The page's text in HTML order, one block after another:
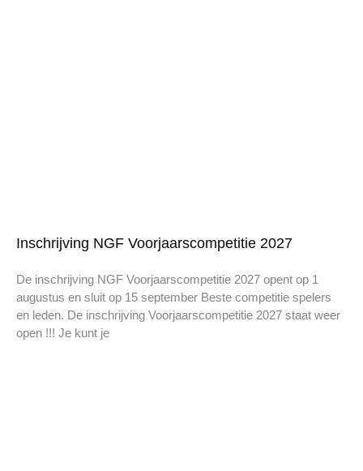
Inschrijving NGF Voorjaarscompetitie 2027
De inschrijving NGF Voorjaarscompetitie 2027 opent op 1
augustus en sluit op 15 september Beste competitie spelers
en leden. De inschrijving Voorjaarscompetitie 2027 staat weer
open !!! Je kunt je